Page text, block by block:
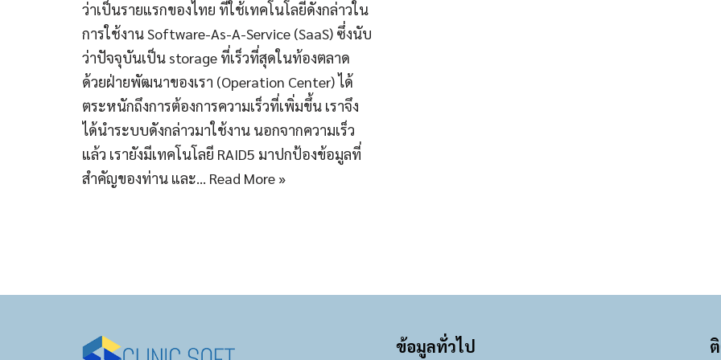
ว่าเป็นรายแรกของไทย ที่ใช้เทคโนโลยีดังกล่าวใน
การใช้งาน Software-As-A-Service (SaaS) ซึ่งนับ
ว่าปัจจุบันเป็น storage ที่เร็วที่สุดในท้องตลาด
ด้วยฝ่ายพัฒนาของเรา (Operation Center) ได้
ตระหนักถึงการต้องการความเร็วที่เพิ่มขึ้น เราจึง
ได้นำระบบดังกล่าวมาใช้งาน นอกจากความเร็ว
แล้ว เรายังมีเทคโนโลยี RAID5 มาปกป้องข้อมูลที่
สำคัญของท่าน และ… Read More »
ข้อมูลทั่วไป